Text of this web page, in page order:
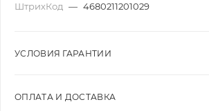
ШтрихКод — 4680211201029
УСЛОВИЯ ГАРАНТИИ
ОПЛАТА И ДОСТАВКА